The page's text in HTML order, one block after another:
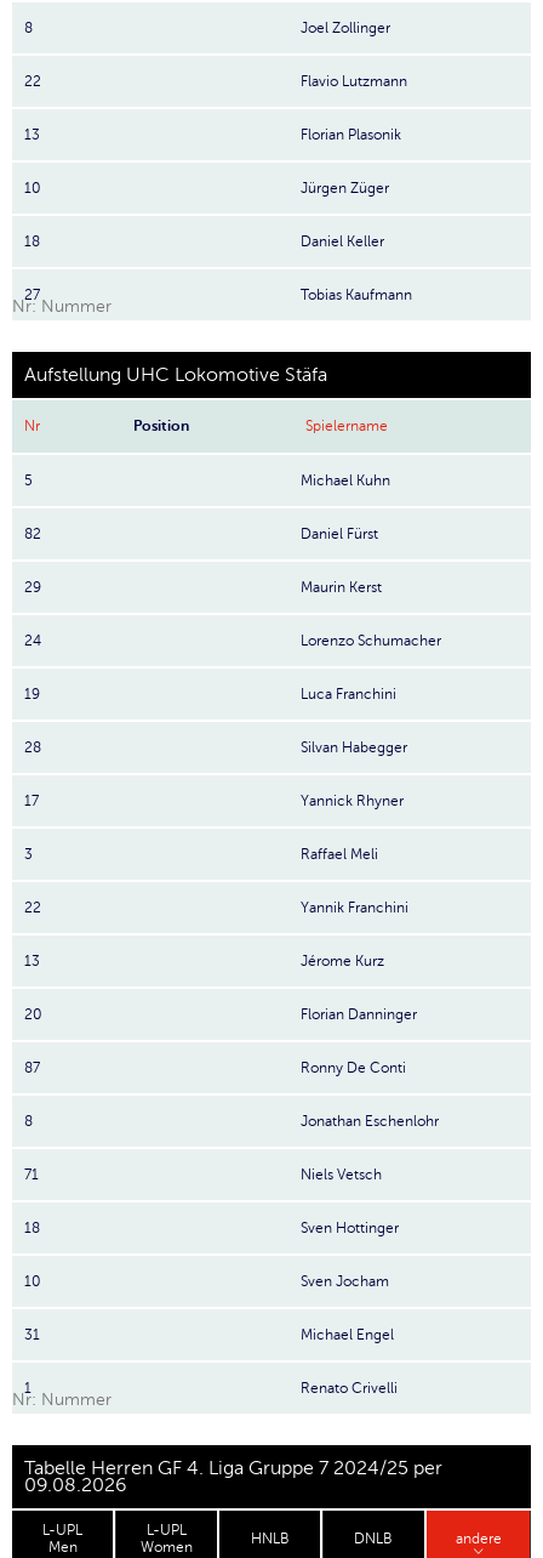
8 Joel Zollinger
22 Flavio Lutzmann
13 Florian Plasonik
10 Jürgen Züger
18 Daniel Keller
27 Tobias Kaufmann
Nr: Nummer
Aufstellung UHC Lokomotive Stäfa
Nr Position Spielername
5 Michael Kuhn
82 Daniel Fürst
29 Maurin Kerst
24 Lorenzo Schumacher
19 Luca Franchini
28 Silvan Habegger
17 Yannick Rhyner
3 Raffael Meli
22 Yannik Franchini
13 Jérome Kurz
20 Florian Danninger
87 Ronny De Conti
8 Jonathan Eschenlohr
71 Niels Vetsch
18 Sven Hottinger
10 Sven Jocham
31 Michael Engel
1 Renato Crivelli
Nr: Nummer
Tabelle Herren GF 4. Liga Gruppe 7 2024/25 per
09.08.2026
L-UPL
Men
L-UPL
Women
HNLB DNLB andere